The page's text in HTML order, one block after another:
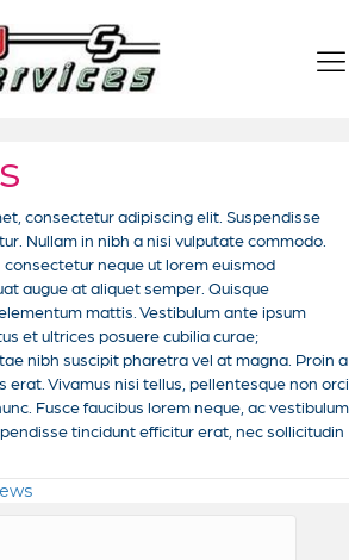
consectetur adipiscing elit. Suspendisse
Nullam in nibh a nisi vulputate commodo.
consectetur neque ut lorem euismod
augue at aliquet semper. Quisque
mattis. Vestibulum ante ipsum
et ultrices posuere cubilia curae;
nibh suscipit pharetra vel at magna. Proin a
erat. Vivamus nisi tellus, pellentesque non orci
Fusce faucibus lorem neque, ac vestibulum
tincidunt efficitur erat, nec sollicitudin